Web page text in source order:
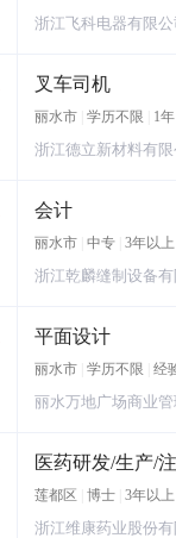
浙江飞科电器有限
叉车司机
丽水市 学历不限 1
浙江德立新材料有
会计
丽水市 中专 3年以上
浙江乾麟缝制设备
平面设计
丽水市 学历不限 经
丽水万地广场商业
医药研发/生产/
莲都区 博士 3年以上
浙江维康药业股份